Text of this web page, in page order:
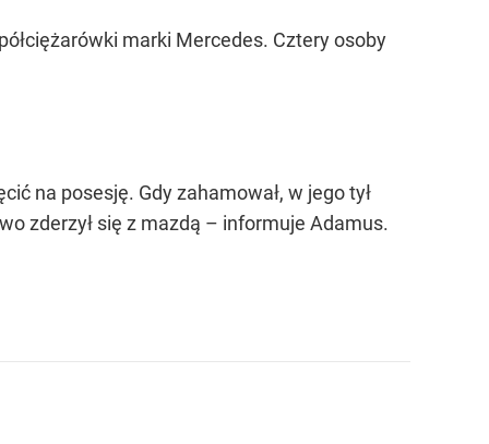
marki Mercedes. Cztery osoby
na posesję. Gdy zahamował, w jego tył
zderzył się z mazdą – informuje Adamus.